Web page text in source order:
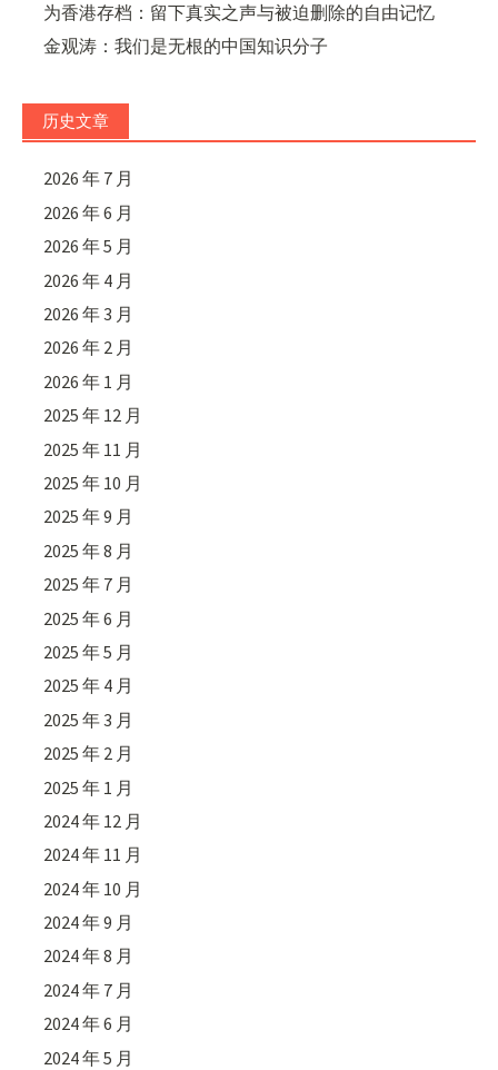
为香港存档：留下真实之声与被迫删除的自由记忆
金观涛：我们是无根的中国知识分子
历史文章
2026 年 7 月
2026 年 6 月
2026 年 5 月
2026 年 4 月
2026 年 3 月
2026 年 2 月
2026 年 1 月
2025 年 12 月
2025 年 11 月
2025 年 10 月
2025 年 9 月
2025 年 8 月
2025 年 7 月
2025 年 6 月
2025 年 5 月
2025 年 4 月
2025 年 3 月
2025 年 2 月
2025 年 1 月
2024 年 12 月
2024 年 11 月
2024 年 10 月
2024 年 9 月
2024 年 8 月
2024 年 7 月
2024 年 6 月
2024 年 5 月